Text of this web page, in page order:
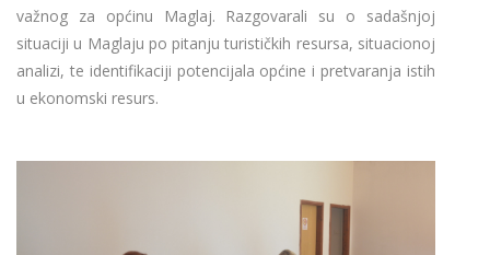
važnog za općinu Maglaj. Razgovarali su o sadašnjoj
situaciji u Maglaju po pitanju turističkih resursa, situacionoj
analizi, te identifikaciji potencijala općine i pretvaranja istih
u ekonomski resurs.